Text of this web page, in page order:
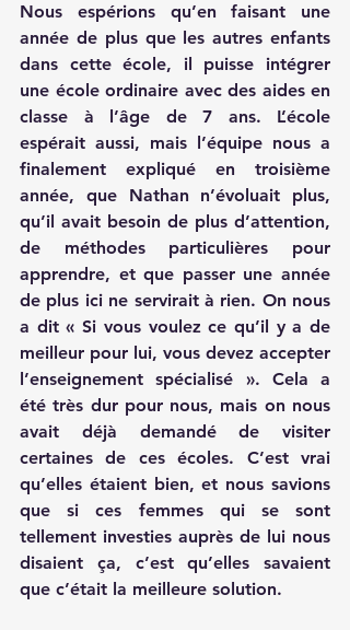
Nous espérions qu’en faisant une
année de plus que les autres enfants
dans cette école, il puisse intégrer
une école ordinaire avec des aides en
classe à l’âge de 7 ans. L’école
espérait aussi, mais l’équipe nous a
finalement expliqué en troisième
année, que Nathan n’évoluait plus,
qu’il avait besoin de plus d’attention,
de méthodes particulières pour
apprendre, et que passer une année
de plus ici ne servirait à rien. On nous
a dit « Si vous voulez ce qu’il y a de
meilleur pour lui, vous devez accepter
l’enseignement spécialisé ». Cela a
été très dur pour nous, mais on nous
avait déjà demandé de visiter
certaines de ces écoles. C’est vrai
qu’elles étaient bien, et nous savions
que si ces femmes qui se sont
tellement investies auprès de lui nous
disaient ça, c’est qu’elles savaient
que c’était la meilleure solution.